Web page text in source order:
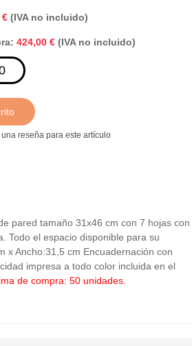
€ (IVA no incluido)
424,00 € (IVA no incluido)
reseña para este artículo
pared tamaño 31x46 cm con 7 hojas con
Todo el espacio disponible para su
x Ancho:31,5 cm Encuadernación con
impresa a todo color incluida en el
de compra: 50 unidades.